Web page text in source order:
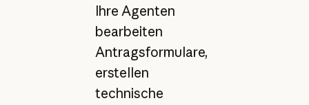
Ihre Agenten
bearbeiten
Antragsformulare,
erstellen
technische